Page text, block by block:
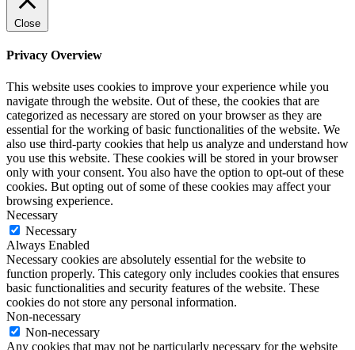
Close
Privacy Overview
This website uses cookies to improve your experience while you
navigate through the website. Out of these, the cookies that are
categorized as necessary are stored on your browser as they are
essential for the working of basic functionalities of the website. We
also use third-party cookies that help us analyze and understand how
you use this website. These cookies will be stored in your browser
only with your consent. You also have the option to opt-out of these
cookies. But opting out of some of these cookies may affect your
browsing experience.
Necessary
Necessary
Always Enabled
Necessary cookies are absolutely essential for the website to
function properly. This category only includes cookies that ensures
basic functionalities and security features of the website. These
cookies do not store any personal information.
Non-necessary
Non-necessary
Any cookies that may not be particularly necessary for the website